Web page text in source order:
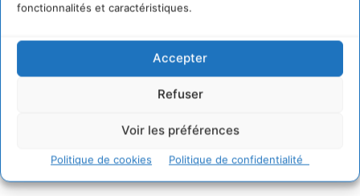
fonctionnalités et caractéristiques.
Accepter
Refuser
Voir les préférences
Politique de cookies Politique de confidentialité